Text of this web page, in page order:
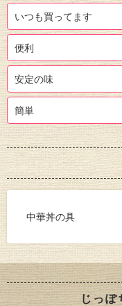
いつも買ってます
便利
安定の味
簡単
中華丼の具
じっぽ